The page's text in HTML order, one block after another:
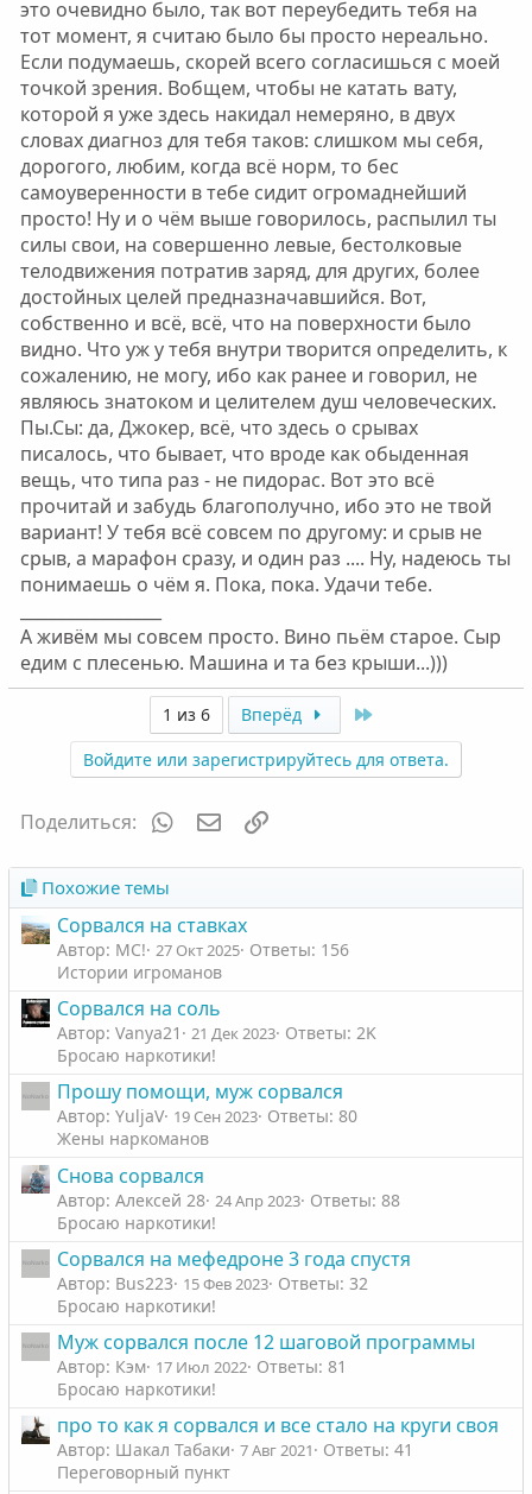
это очевидно было, так вот переубедить тебя на
тот момент, я считаю было бы просто нереально.
Если подумаешь, скорей всего согласишься с моей
точкой зрения. Вобщем, чтобы не катать вату,
которой я уже здесь накидал немеряно, в двух
словах диагноз для тебя таков: слишком мы себя,
дорогого, любим, когда всё норм, то бес
самоуверенности в тебе сидит огромаднейший
просто! Ну и о чём выше говорилось, распылил ты
силы свои, на совершенно левые, бестолковые
телодвижения потратив заряд, для других, более
достойных целей предназначавшийся. Вот,
собственно и всё, всё, что на поверхности было
видно. Что уж у тебя внутри творится определить, к
сожалению, не могу, ибо как ранее и говорил, не
являюсь знатоком и целителем душ человеческих.
Пы.Сы: да, Джокер, всё, что здесь о срывах
писалось, что бывает, что вроде как обыденная
вещь, что типа раз - не пидорас. Вот это всё
прочитай и забудь благополучно, ибо это не твой
вариант! У тебя всё совсем по другому: и срыв не
срыв, а марафон сразу, и один раз .... Ну, надеюсь ты
понимаешь о чём я. Пока, пока. Удачи тебе.
А живём мы совсем просто. Вино пьём старое. Сыр
едим с плесенью. Машина и та без крыши...)))
1 из 6 Вперёд
Войдите или зарегистрируйтесь для ответа.
Поделиться: WhatsAppЭлектронная почта
Похожие темы
Сорвался на ставках
Автор: МС! 27 Окт 2025 Ответы: 156
Истории игроманов
Сорвался на соль
Автор: Vanya21 21 Дек 2023 Ответы: 2K
Бросаю наркотики!
Прошу помощи, муж сорвался
Автор: YuljaV 19 Сен 2023 Ответы: 80
Жены наркоманов
Снова сорвался
Автор: Алексей 28 24 Апр 2023 Ответы: 88
Бросаю наркотики!
Сорвался на мефедроне 3 года спустя
Автор: Bus223 15 Фев 2023 Ответы: 32
Бросаю наркотики!
Муж сорвался после 12 шаговой программы
Автор: Кэм 17 Июл 2022 Ответы: 81
Бросаю наркотики!
про то как я сорвался и все стало на круги своя
Автор: Шакал Табаки 7 Авг 2021
Ответы: 41
Переговорный пункт